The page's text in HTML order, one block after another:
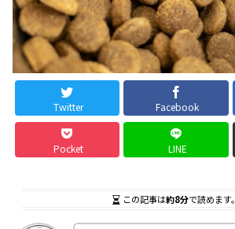
Twitter Facebook
Pocket LINE
この記事は約8分で読めます。